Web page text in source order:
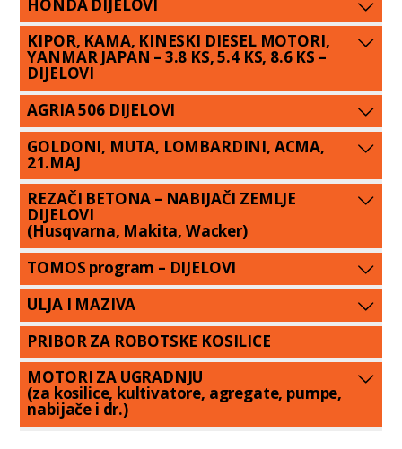
HONDA DIJELOVI
KIPOR, KAMA, KINESKI DIESEL MOTORI,
YANMAR JAPAN – 3.8 KS, 5.4 KS, 8.6 KS –
DIJELOVI
AGRIA 506 DIJELOVI
GOLDONI, MUTA, LOMBARDINI, ACMA,
21.MAJ
REZAČI BETONA – NABIJAČI ZEMLJE
DIJELOVI
(Husqvarna, Makita, Wacker)
TOMOS program – DIJELOVI
ULJA I MAZIVA
PRIBOR ZA ROBOTSKE KOSILICE
MOTORI ZA UGRADNJU
(za kosilice, kultivatore, agregate, pumpe,
nabijače i dr.)